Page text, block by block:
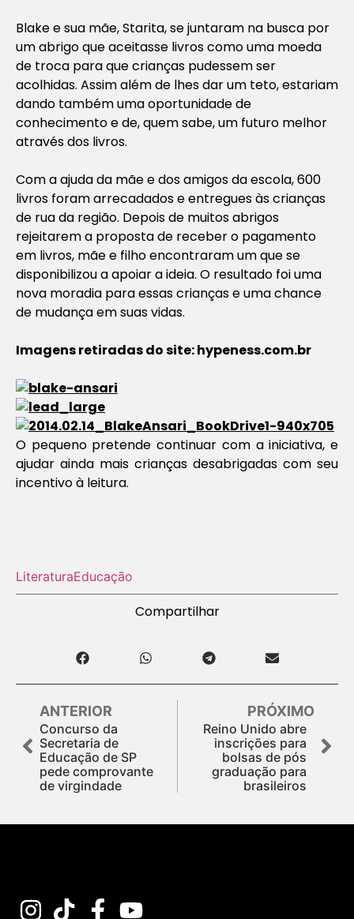
Blake e sua mãe, Starita, se juntaram na busca por
um abrigo que aceitasse livros como uma moeda
de troca para que crianças pudessem ser
acolhidas. Assim além de lhes dar um teto, estariam
dando também uma oportunidade de
conhecimento e de, quem sabe, um futuro melhor
através dos livros.
Com a ajuda da mãe e dos amigos da escola, 600
livros foram arrecadados e entregues às crianças
de rua da região. Depois de muitos abrigos
rejeitarem a proposta de receber o pagamento
em livros, mãe e filho encontraram um que se
disponibilizou a apoiar a ideia. O resultado foi uma
nova moradia para essas crianças e uma chance
de mudança em suas vidas.
Imagens retiradas do site: hypeness.com.br
O pequeno pretende continuar com a iniciativa, e
ajudar ainda mais crianças desabrigadas com seu
incentivo à leitura.
LiteraturaEducação
Compartilhar
ANTERIOR
Concurso da
Secretaria de
Educação de SP
pede comprovante
de virgindade
PRÓXIMO
Reino Unido abre
inscrições para
bolsas de pós
graduação para
brasileiros